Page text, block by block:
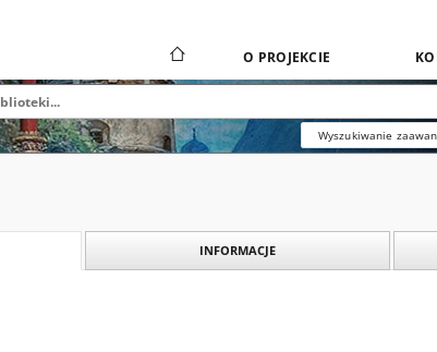
O PROJEKCIE
Wyszukiwanie
INFORMACJE